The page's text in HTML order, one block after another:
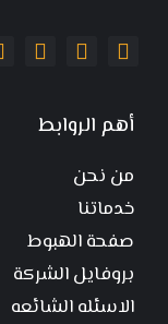
أهم الروابط
من نحن
خدماتنا
صفحة الهبوط
بروفايل الشركة
الاسئله الشائعه